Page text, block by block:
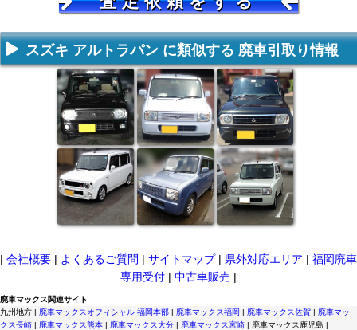
スズキ アルトラパン に類似する 廃車引取り情報
| 会社概要 | よくあるご質問 | サイトマップ| 県外対応エリア | 福岡廃車
専用受付 | 中古車販売 |
廃車マックス関連サイト
九州地方 | 廃車マックスオフィシャル 福岡本部 | 廃車マックス福岡 | 廃車マックス佐賀 | 廃車マッ
クス長崎 | 廃車マックス熊本 | 廃車マックス大分 | 廃車マックス宮崎 | 廃車マックス鹿児島 |